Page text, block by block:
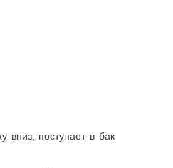
вниз, поступает в бак